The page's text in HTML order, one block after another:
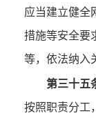
应当建立健全
措施等安全要
等，依法纳入
第三十五
按照职责分工